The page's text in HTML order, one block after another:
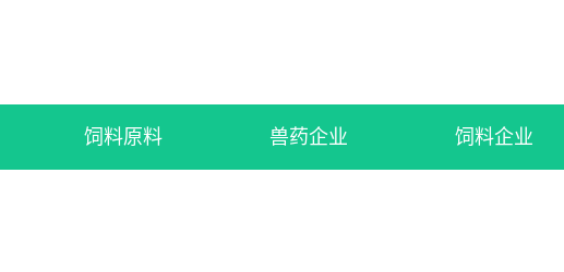
饲料原料 兽药企业 饲料企业